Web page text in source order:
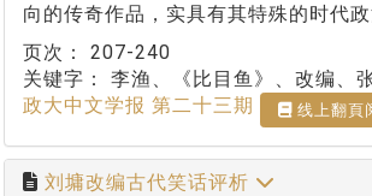
向的传奇作品，实具有其特殊的时代政
页次： 207-240
关键字： 李渔、《比目鱼》、改编、
政大中文学报 第二十三期
线上翻⾴
刘墉改编古代笑话评析